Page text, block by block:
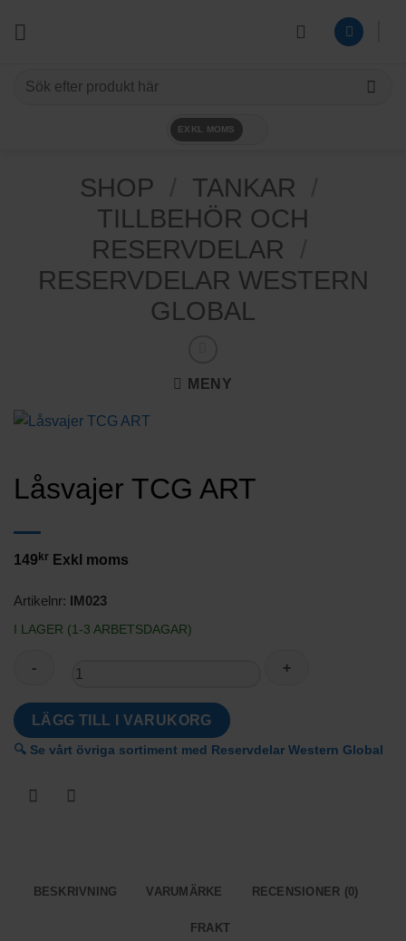
Sök
EXKL MOMS
SHOP TANKAR
TILLBEHÖR OCH
RESERVDELAR
RESERVDELAR WESTERN
GLOBAL
MENY
Låsvajer TCG ART
149 kr Exkl moms
Artikelnr: IM023
I LAGER (1-3 ARBETSDAGAR)
Låsvajer
TCG
ART
LÄGG TILL I VARUKORG
🔍 Se vårt övriga sortiment med Reservdelar Western Global
BESKRIVNING VARUMÄRKE RECENSIONER (0)
FRAKT